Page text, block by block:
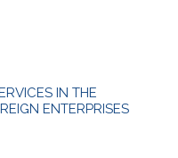
IN THE
ENTERPRISES